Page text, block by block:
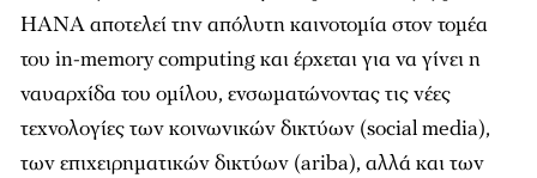
HANA αποτελεί την απόλυτη καινοτοµία στον τοµέα
του in-memory computing και έρχεται για να γίνει η
ναυαρχίδα του οµίλου, ενσωµατώνοντας τις νέες
τεχνολογίες των κοινωνικών δικτύων (social media),
των επιχειρηµατικών δικτύων (ariba), αλλά και των